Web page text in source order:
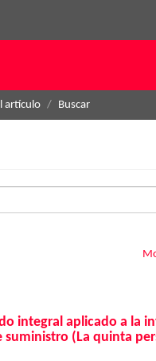
artículo Buscar
integral aplicado a la
suministro (La quinta